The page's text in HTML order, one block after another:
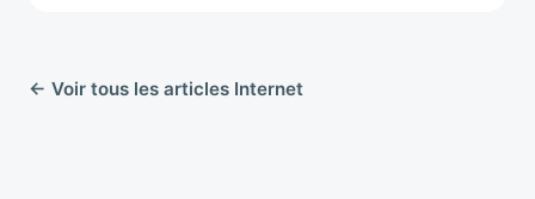
← Voir tous les articles Internet